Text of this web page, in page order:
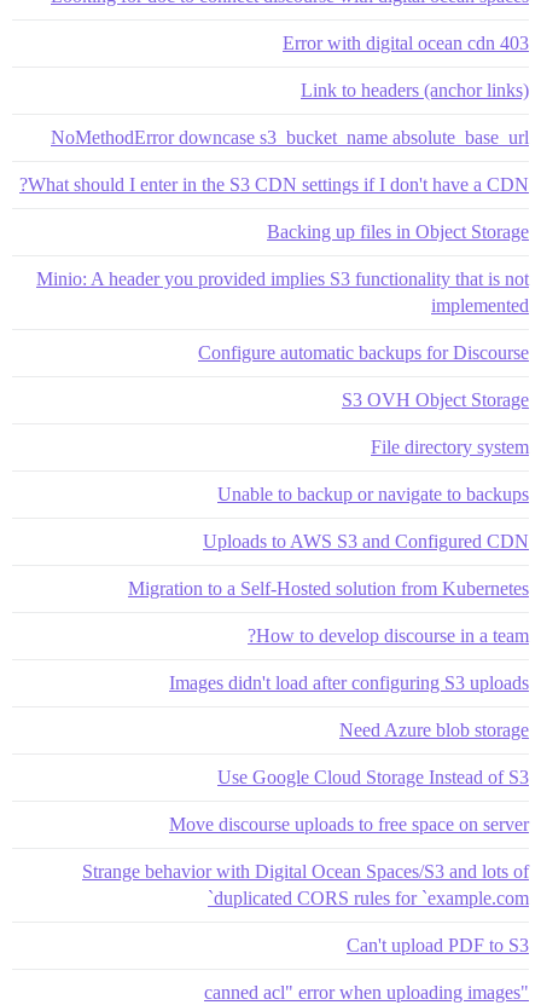
403 Error with digital ocean cdn
Link to headers (anchor links)
NoMethodError downcase s3_bucket_name absolute_base_url
What should I enter in the S3 CDN settings if I don't have a CDN?
Backing up files in Object Storage
Minio: A header you provided implies S3 functionality that is not
implemented
Configure automatic backups for Discourse
S3 OVH Object Storage
File directory system
Unable to backup or navigate to backups
Uploads to AWS S3 and Configured CDN
Migration to a Self-Hosted solution from Kubernetes
How to develop discourse in a team?
Images didn't load after configuring S3 uploads
Need Azure blob storage
Use Google Cloud Storage Instead of S3
Move discourse uploads to free space on server
Strange behavior with Digital Ocean Spaces/S3 and lots of
duplicated CORS rules for `example.com`
Can't upload PDF to S3
"canned acl" error when uploading images